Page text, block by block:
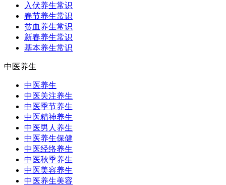
入伏养生常识
春节养生常识
贫血养生常识
新春养生常识
基本养生常识
中医养生
中医养生
中医关注养生
中医季节养生
中医精神养生
中医男人养生
中医养生保健
中医经络养生
中医秋季养生
中医美容养生
中医养生美容